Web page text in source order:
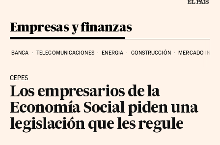
Empresas y finanzas
BANCA TELECOMUNICACIONES ENERGIA CONSTRUCCIÓN MERCADO
CEPES
Los empresarios de la
Economía Social piden una
legislación que les regule